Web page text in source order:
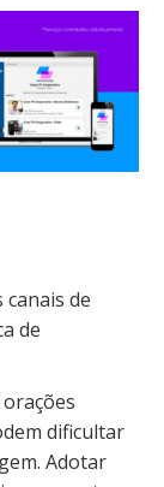
de
de
dificultar
Adotar